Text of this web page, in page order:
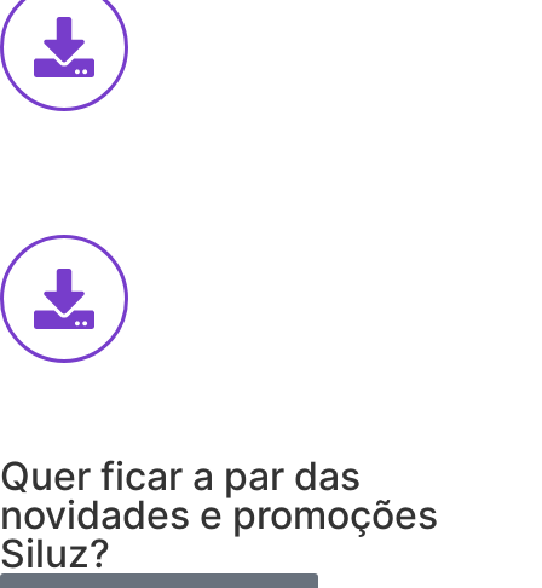
Quer ficar a par das
novidades e promoções
Siluz?